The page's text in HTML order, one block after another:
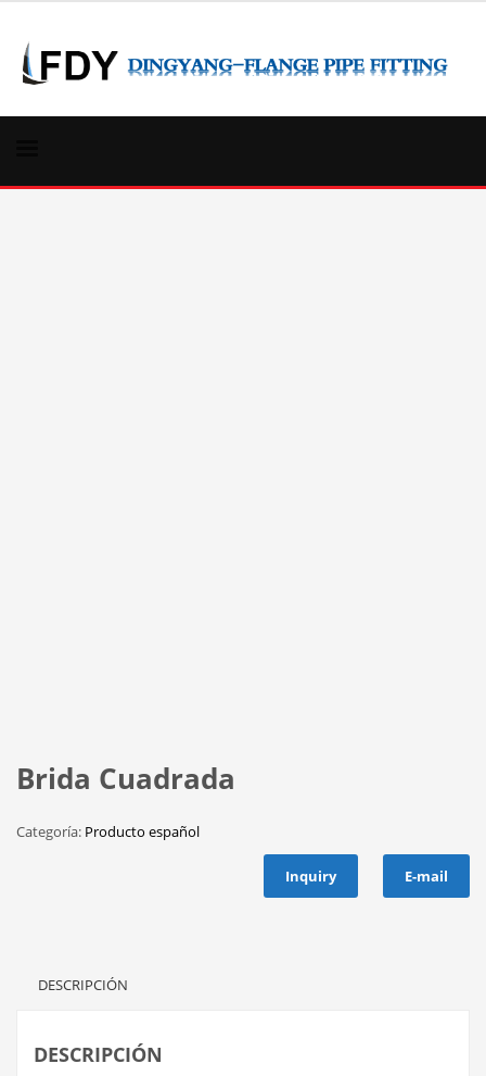
Brida Cuadrada
Categoría: Producto español
Inquiry E-mail
DESCRIPCIÓN
DESCRIPCIÓN